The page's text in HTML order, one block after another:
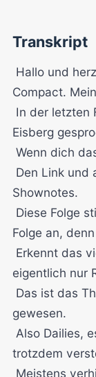
Transkript
Hallo und
Compact.
In der letzten
Eisberg
Wenn dich
Den Link und
Shownotes.
Diese Folge
Folge an,
Erkennt das
eigentlich nur
Das ist das
gewesen.
Also Dailies,
trotzdem
Meistens